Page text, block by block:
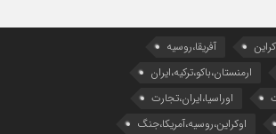
آفریقا،روسیه
ارمنستان،باکو،ترکیه،ایران
اوراسیا،ایران،تجارت
اوکراین،روسیه،آمریکا،جنگ